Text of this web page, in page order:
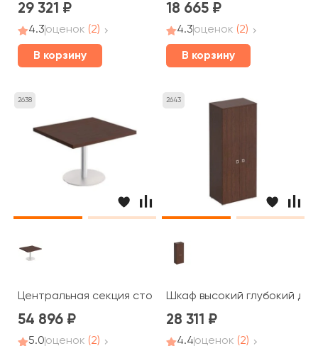
29 321
4.3оценок (2)
В корзину
18 665
4.3оценок (2)
В корзину
2638
Центральная секция стола переговоров 120x110x75
54 896
5.0оценок (2)
2643
Шкаф высокий глубокий
28 311
4.4оценок (2)